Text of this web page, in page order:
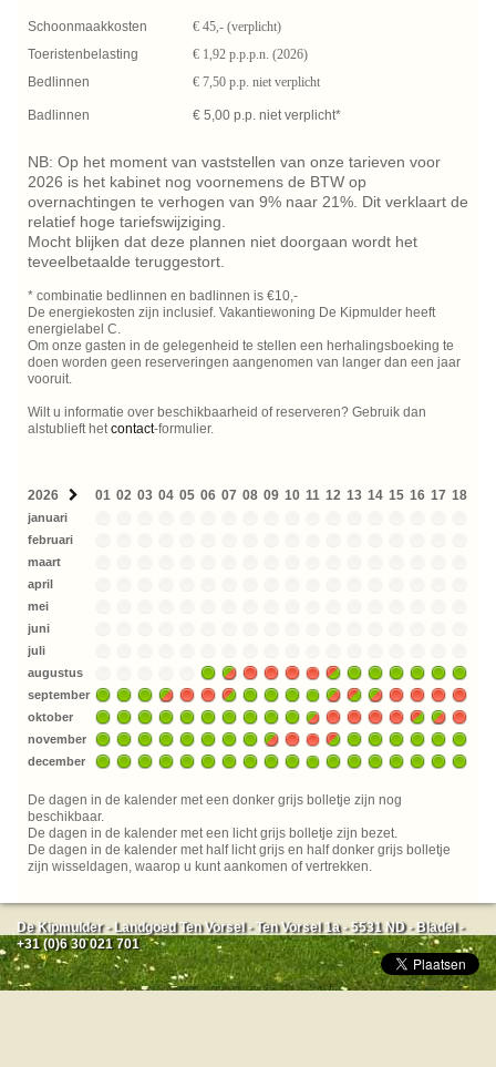
Schoonmaakkosten
€ 45,- (verplicht)
Toeristenbelasting
€ 1,92 p.p.p.n. (2026)
Bedlinnen
Badlinnen
€ 7,50 p.p. niet verplicht
€ 5,00 p.p. niet verplicht*
NB: Op het moment van vaststellen van onze tarieven voor
2026 is het kabinet nog voornemens de BTW op
overnachtingen te verhogen van 9% naar 21%. Dit verklaart de
relatief hoge tariefswijziging.
Mocht blijken dat deze plannen niet doorgaan wordt het
teveelbetaalde teruggestort.
* combinatie bedlinnen en badlinnen is €10,-
De energiekosten zijn inclusief. Vakantiewoning De Kipmulder heeft
energielabel C.
Om onze gasten in de gelegenheid te stellen een herhalingsboeking te
doen worden geen reserveringen aangenomen van langer dan een jaar
vooruit.
Wilt u informatie over beschikbaarheid of reserveren? Gebruik dan
alstublieft het contact-formulier.
2026 01 02 03 04 05 06 07 08 09 10 11 12 13 14 15 16 17 18
januari
februari
maart
april
mei
juni
juli
augustus
september
oktober
november
december
De dagen in de kalender met een donker grijs bolletje zijn nog
beschikbaar.
De dagen in de kalender met een licht grijs bolletje zijn bezet.
De dagen in de kalender met half licht grijs en half donker grijs bolletje
zijn wisseldagen, waarop u kunt aankomen of vertrekken.
De Kipmulder - Landgoed Ten Vorsel - Ten Vorsel 1a - 5531 ND - Bladel -
+31 (0)6 30 021 701